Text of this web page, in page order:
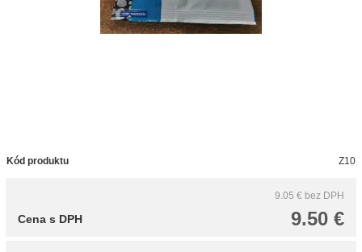
Kód produktu Z10
9.05 € bez DPH
9.50 €
Cena s DPH